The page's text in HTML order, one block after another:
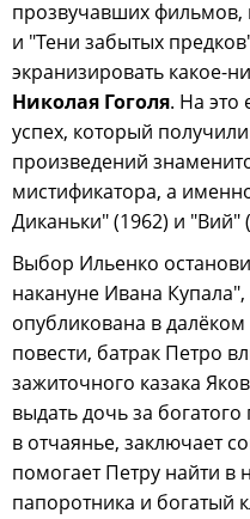
прозвучавших фильмов,
и "Тени забытых
экранизировать какое-
Николая Гоголя. На это
успех, который
произведений
мистификатора, а
Диканьки" (1962) и "Вий"
Выбор Ильенко
накануне Ивана
опубликована в
повести, батрак Петро
зажиточного казака
выдать дочь за
в отчаянье, заключает
помогает Петру найти в
папоротника и богатый